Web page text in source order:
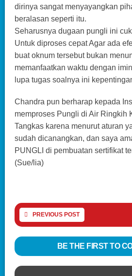
dirinya sangat menyayangkan
beralasan seperti itu.
Seharusnya dugaan pungli ini
Untuk diproses cepat Agar ada
buat oknum tersebut bukan
memanfaatkan waktu dengan
lupa tugas soalnya ini
Chandra pun berharap kepada
memproses Pungli di Air Ringkih
Tangkas karena menurut aturan
sudah dicanangkan, dan saya
PUNGLI di pembuatan sertifikat
(Sue/lia)
PREVIOUS POST
BE THE FIRST TO